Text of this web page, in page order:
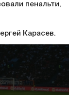
пенальти,
Карасев.